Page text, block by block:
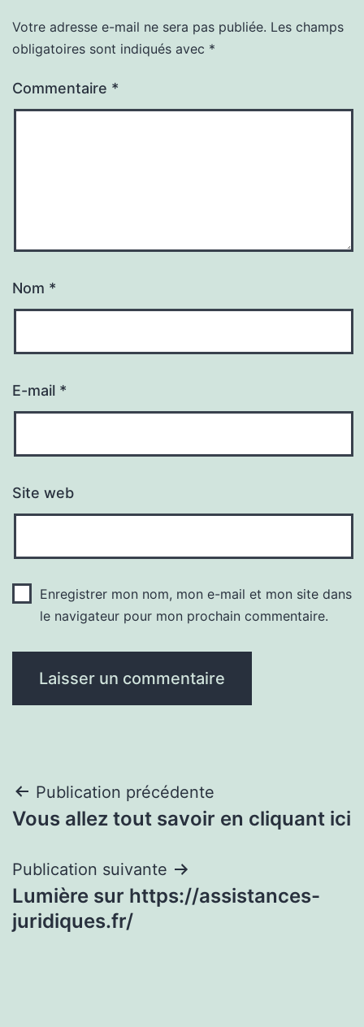
Votre adresse e-mail ne sera pas publiée. Les champs
obligatoires sont indiqués avec *
Commentaire *
Nom *
E-mail *
Site web
Enregistrer mon nom, mon e-mail et mon site dans
le navigateur pour mon prochain commentaire.
Navigation
de
l’article
Publication précédente
Vous allez tout savoir en cliquant ici
Publication suivante
Lumière sur https://assistances-
juridiques.fr/